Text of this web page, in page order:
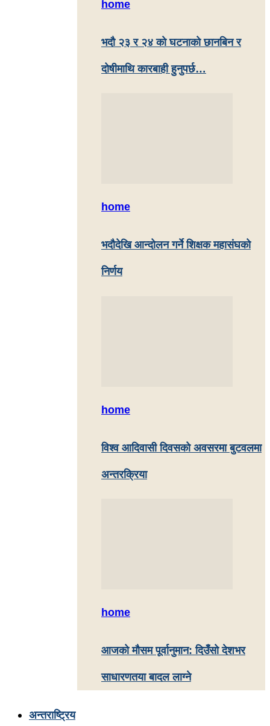
home
भदौ २३ र २४ काे घटनाको छानबिन र
दोषीमाथि कारबाही हुनुपर्छ…
home
भदौदेखि आन्दोलन गर्ने शिक्षक महासंघको
निर्णय
home
विश्व आदिवासी दिवसको अवसरमा बुटवलमा
अन्तरक्रिया
home
आजको मौसम पूर्वानुमान: दिउँसो देशभर
साधारणतया बादल लाग्ने
अन्तराष्ट्रिय